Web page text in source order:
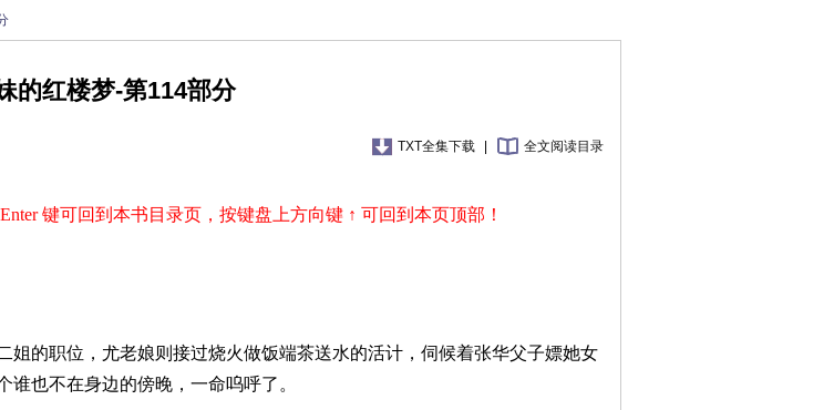
的红楼梦-第114部分
TXT全集下载 全文阅读目录
键可回到本书目录页，按键盘上方向键 ↑ 可回到本页顶部！
姐的职位，尤老娘则接过烧火做饭端茶送水的活计，伺候着张华父子嫖她女
也不在身边的傍晚，一命呜呼了。